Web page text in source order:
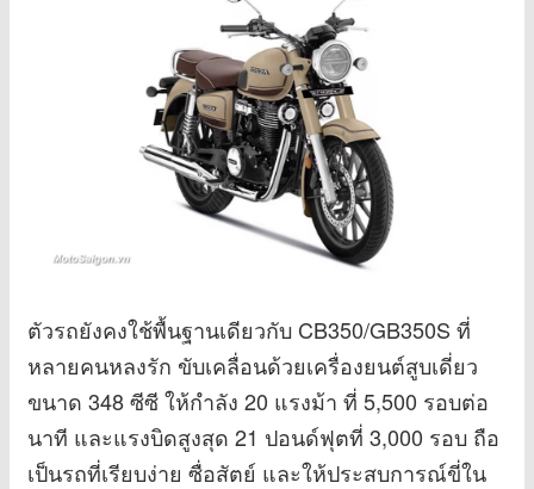
ตัวรถยังคงใช้พื้นฐานเดียวกับ CB350/GB350S ที่
หลายคนหลงรัก ขับเคลื่อนด้วยเครื่องยนต์สูบเดี่ยว
ขนาด 348 ซีซี ให้กำลัง 20 แรงม้า ที่ 5,500 รอบต่อ
นาที และแรงบิดสูงสุด 21 ปอนด์ฟุตที่ 3,000 รอบ ถือ
เป็นรถที่เรียบง่าย ซื่อสัตย์ และให้ประสบการณ์ขี่ใน